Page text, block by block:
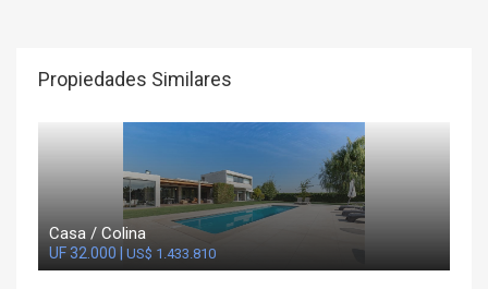
Propiedades Similares
Casa / Colina
UF 32.000 | US$ 1.433.810